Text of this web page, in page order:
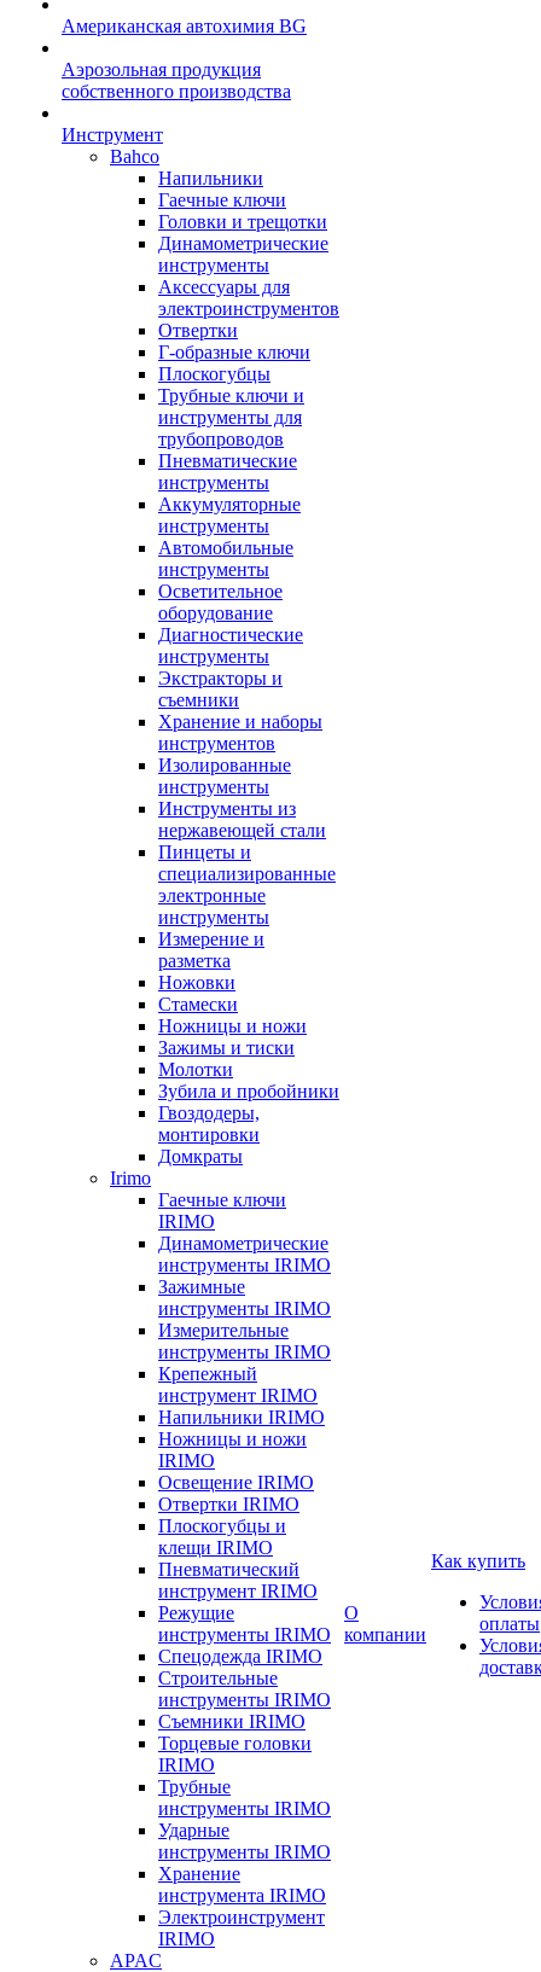
Американская автохимия BG
Аэрозольная продукция
собственного производства
Инструмент
Bahco
Напильники
Гаечные ключи
Головки и трещотки
Динамометрические
инструменты
Аксессуары для
электроинструментов
Отвертки
Г-образные ключи
Плоскогубцы
Трубные ключи и
инструменты для
трубопроводов
Пневматические
инструменты
Аккумуляторные
инструменты
Автомобильные
инструменты
Осветительное
оборудование
Диагностические
инструменты
Экстракторы и
съемники
Хранение и наборы
инструментов
Изолированные
инструменты
Инструменты из
нержавеющей стали
Пинцеты и
специализированные
электронные
инструменты
Измерение и
разметка
Ножовки
Стамески
Ножницы и ножи
Зажимы и тиски
Молотки
Зубила и пробойники
Гвоздодеры,
монтировки
Домкраты
Irimo
Гаечные ключи
IRIMO
Динамометрические
инструменты IRIMO
Зажимные
инструменты IRIMO
Измерительные
инструменты IRIMO
Крепежный
инструмент IRIMO
Напильники IRIMO
Ножницы и ножи
IRIMO
Освещение IRIMO
Отвертки IRIMO
Плоскогубцы и
клещи IRIMO
Пневматический
инструмент IRIMO
Режущие
инструменты IRIMO
Спецодежда IRIMO
Строительные
инструменты IRIMO
Съемники IRIMO
Торцевые головки
IRIMO
Трубные
инструменты IRIMO
Ударные
инструменты IRIMO
Хранение
инструмента IRIMO
Электроинструмент
IRIMO
APAC
О
компании
Как купить
оплаты